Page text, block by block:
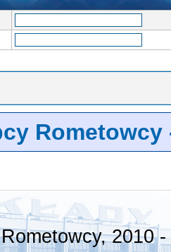
Rometowcy
Rometowcy, 2010